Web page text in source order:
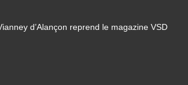
d’Alançon reprend le magazine VSD